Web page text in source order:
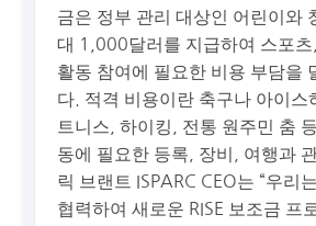
금은 정부 관리 대상인 어린이와
대 1,000달러를 지급하여 스포
활동 참여에 필요한 비용 부담을
다. 적격 비용이란 축구나 아이스
트니스, 하이킹, 전통 원주민 춤
동에 필요한 등록, 장비, 여행과
릭 브랜트 ISPARC CEO는 “우리
협력하여 새로운 RISE 보조금 프